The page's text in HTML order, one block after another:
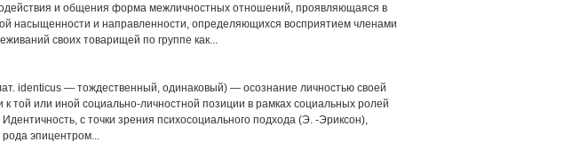
и общения форма межличностных отношений, проявляющаяся в
насыщенности и направленности, определяющихся восприятием членами
своих товарищей по группе как...
identicus — тождественный, одинаковый) — осознание личностью своей
к той или иной социально-личностной позиции в рамках социальных ролей
Идентичность, с точки зрения психосоциального подхода (Э. -Эриксон),
эпицентром...